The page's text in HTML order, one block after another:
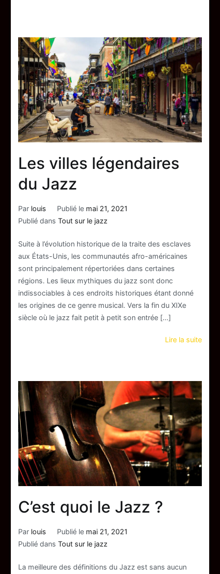
Les villes légendaires
du Jazz
Par louis Publié le mai 21, 2021
Publié dansTout sur le jazz
Suite à l’évolution historique de la traite des esclaves
aux États-Unis, les communautés afro-américaines
sont principalement répertoriées dans certaines
régions. Les lieux mythiques du jazz sont donc
indissociables à ces endroits historiques étant donné
les origines de ce genre musical. Vers la fin du XIXe
siècle où le jazz fait petit à petit son entrée […]
Lire la suite
C’est quoi le Jazz ?
Par louis Publié le mai 21, 2021
Publié dansTout sur le jazz
La meilleure des définitions du Jazz est sans aucun